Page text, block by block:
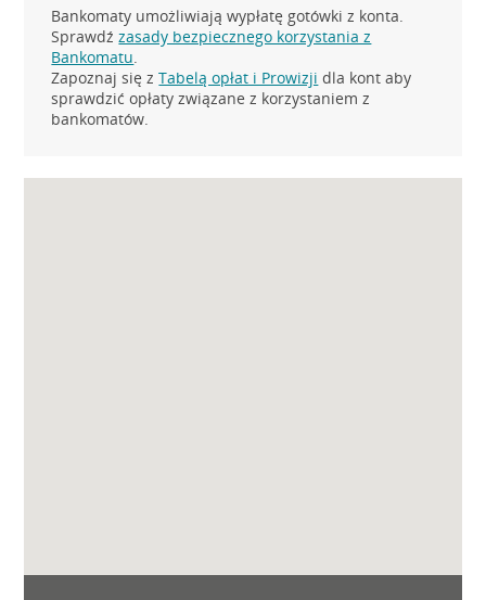
Bankomaty umożliwiają wypłatę gotówki z konta.
Sprawdźzasady bezpiecznego korzystania z
Bankomatu.
Zapoznaj się zTabelą opłat i Prowizji dla kont aby
sprawdzić opłaty związane z korzystaniem z
bankomatów.